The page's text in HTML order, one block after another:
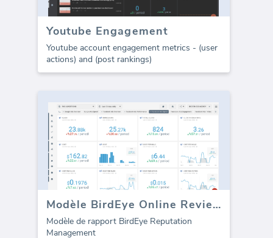
Youtube Engagement
Youtube account engagement metrics - (user
actions) and (post rankings)
Modèle BirdEye Online Reviews (Rapport)
Modèle de rapport BirdEye Reputation
Management